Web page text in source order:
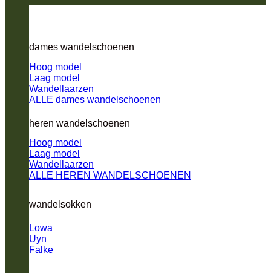
dames wandelschoenen
Hoog model
Laag model
Wandellaarzen
ALLE dames wandelschoenen
heren wandelschoenen
Hoog model
Laag model
Wandellaarzen
ALLE HEREN WANDELSCHOENEN
wandelsokken
Lowa
Uyn
Falke